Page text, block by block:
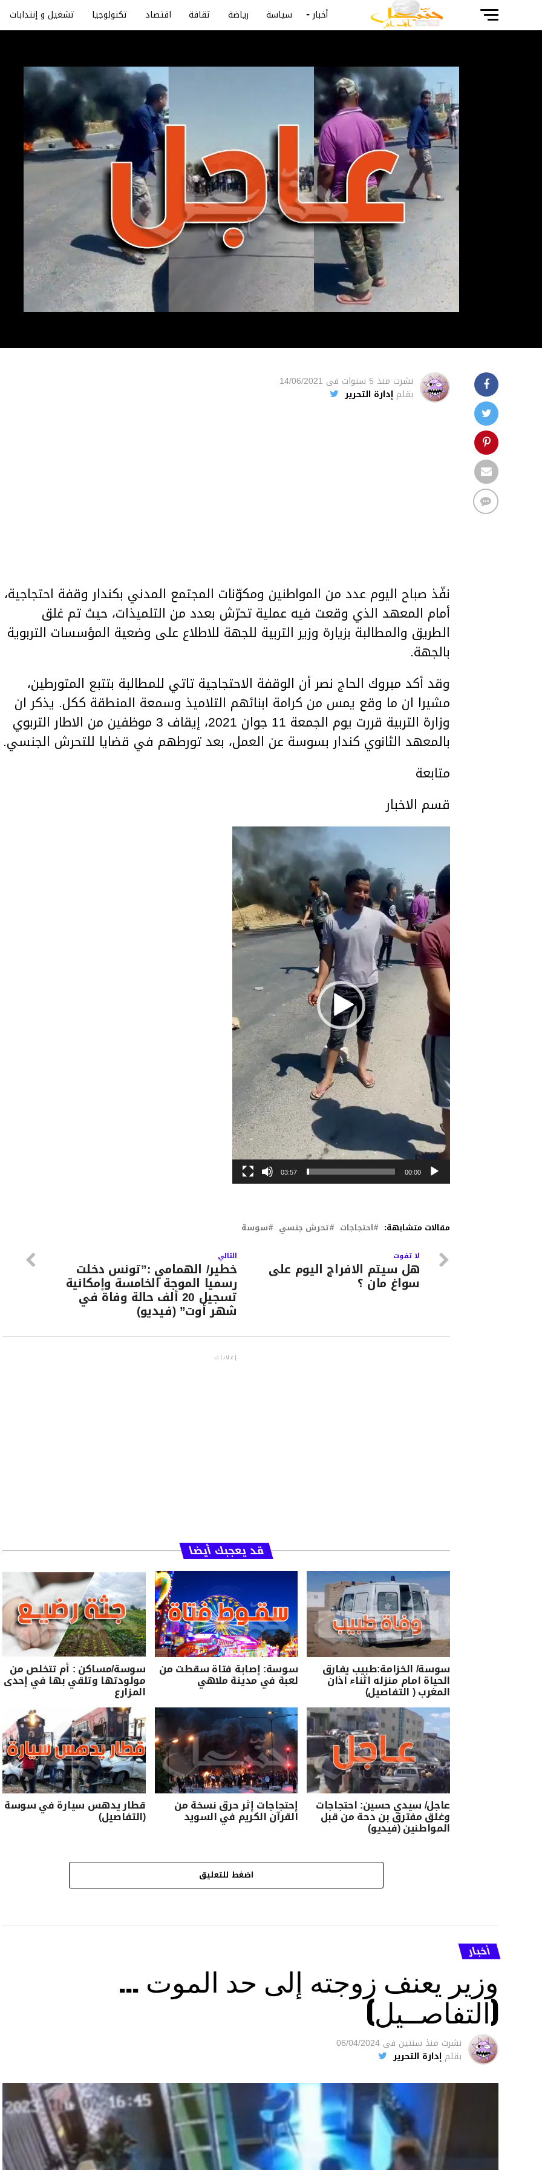
أخبار سياسة رياضة ثقافة اقتصاد تكنولوجيا تشغيل و إنتدابات
نشرت منذ 5 سنوات فى 14/06/2021
بقلم إدارة التحرير
نفّذ صباح اليوم عدد من المواطنين ومكوّنات المجتمع المدني بكندار وقفة احتجاجية،
أمام المعهد الذي وقعت فيه عملية تحرّش بعدد من التلميذات، حيث تم غلق
الطريق والمطالبة بزيارة وزير التربية للجهة للاطلاع على وضعية المؤسسات التربوية
بالجهة.
وقد أكد مبروك الحاج نصر أن الوقفة الاحتجاجية تاتي للمطالبة بتتبع المتورطين،
مشيرا ان ما وقع يمس من كرامة ابنائهم التلاميذ وسمعة المنطقة ككل. يذكر ان
وزارة التربية قررت يوم الجمعة 11 جوان 2021، إيقاف 3 موظفين من الاطار التربوي
بالمعهد الثانوي كندار بسوسة عن العمل، بعد تورطهم في قضايا للتحرش الجنسي.
متابعة
قسم الاخبار
مشغل
00:00
03:57
مقالات متشابهة: احتجاجات تحرش جنسي سوسة
التالي
خطير/ الهمامي :”تونس دخلت
رسميا الموجة الخامسة وإمكانية
تسجيل 20 ألف حالة وفاة في
شهر أوت” (فيديو)
لا تفوت
هل سيتم الافراج اليوم على
سواغ مان ؟
إعلانات
قد يعجبك أيضا
سوسة/ الخزامة:طبيب يفارق
الحياة امام منزله اثناء اذان
المغرب ( التفاصيل)
سوسة: إصابة فتاة سقطت من
لعبة في مدينة ملاهي
سوسة/مساكن : أم تتخلص من
مولودتها وتلقي بها في إحدى
المزارع
عاجل/ سيدي حسين: احتجاجات
وغلق مفترق بن دحة من قبل
المواطنين (فيديو)
إحتجاجات إثر حرق نسخة من
القرآن الكريم في السويد
قطار يدهس سيارة في سوسة
(التفاصيل)
اضغط للتعليق
أخبار
وزير يعنف زوجته إلى حد الموت …
(التفاصــيل)
نشرت منذ سنتين فى 06/04/2024
بقلم إدارة التحرير